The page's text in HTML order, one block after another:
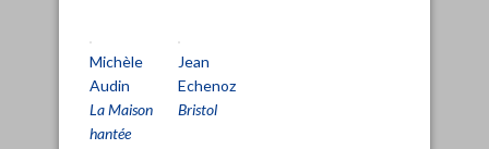
Michèle
Audin
La Maison
hantée
Jean
Echenoz
Bristol